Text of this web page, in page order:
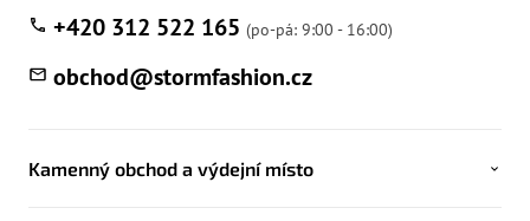
obchod@stormfashion.cz
+420 312 522 165
Kamenný obchod a výdejní místo